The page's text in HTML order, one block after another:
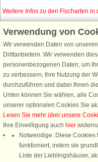
Weitere Infos zu den Fischarten in
Schließen Sie sich 100.000
Erhalten Sie einen
Ferienhausurlaub - melden
an. Verpassen Sie nie wieder
Urlaubstipps!
Verwendung von
Wir verwenden Daten von
Drittanbietern. Wir verwenden
personenbezogenen Daten, um
zu verbessern, Ihre Nutzung der
durchzuführen und dabei Ihnen
Unten können Sie wählen, alle
unserer optionalen Cookies Sie
Lesen Sie mehr über unsere
Ihre Einwilligung auch hier
Notwendige: Diese
funktioniert, indem sie
Liste der Lieblingshäuser,